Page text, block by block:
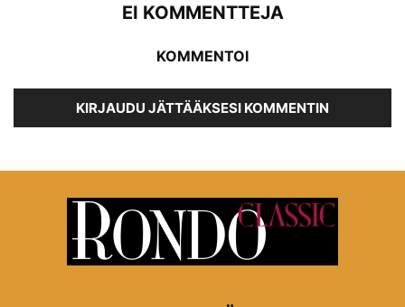
EI KOMMENTTEJA
KOMMENTOI
KIRJAUDU JÄTTÄÄKSESI KOMMENTIN